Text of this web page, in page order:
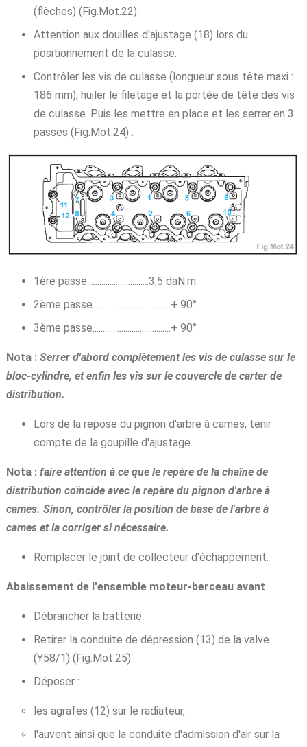
(flèches) (Fig.Mot.22).
Attention aux douilles d'ajustage (18) lors du
positionnement de la culasse.
Contrôler les vis de culasse (longueur sous tête maxi :
186 mm); huiler le filetage et la portée de tête des vis
de culasse. Puis les mettre en place et les serrer en 3
passes (Fig.Mot.24) :
1ère passe..............................3,5 daN.m
2ème passe......................................+ 90°
3ème passe......................................+ 90°
Nota :Serrer d'abord complètement les vis de culasse sur le
bloc-cylindre, et enfin les vis sur le couvercle de carter de
distribution.
Lors de la repose du pignon d'arbre à cames, tenir
compte de la goupille d'ajustage.
Nota :faire attention à ce que le repère de la chaîne de
distribution coïncide avec le repère du pignon d'arbre à
cames. Sinon, contrôler la position de base de l'arbre à
cames et la corriger si nécessaire.
Remplacer le joint de collecteur d'échappement.
Abaissement de l'ensemble moteur-berceau avant
Débrancher la batterie.
Retirer la conduite de dépression (13) de la valve
(Y58/1) (Fig.Mot.25).
Déposer :
les agrafes (12) sur le radiateur,
l'auvent ainsi que la conduite d'admission d'air sur la